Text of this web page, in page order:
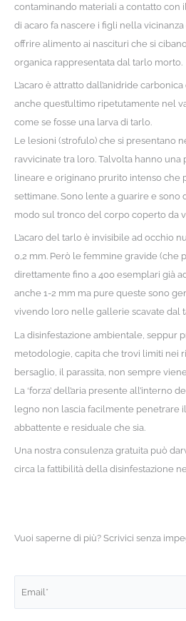
contaminando materiali a contatto con
di acaro fa nascere i figli nella
offrire alimento ai nascituri che si
organica rappresentata dal tarlo morto.
L’acaro è attratto dall’anidride
anche quest’ultimo ripetutamente nel
come se fosse una larva di tarlo.
Le lesioni (strofulo) che si presentano
ravvicinate tra loro. Talvolta hanno una
lineare e originano prurito intenso che
settimane. Sono lente a guarire e sono
modo sul tronco del corpo coperto da
L’acaro del tarlo è invisibile ad occhio
0,2 mm. Però le femmine gravide (che
direttamente fino a 400 esemplari già
anche 1-2 mm ma pure queste sono
vivendo loro nelle gallerie scavate dal
La disinfestazione ambientale, seppur
metodologie, capita che trovi limiti nei
bersaglio, il parassita, non sempre
La ‘forza’ dell’aria presente all’interno
legno non lascia facilmente penetrare
abbattente e residuale che sia.
Una nostra consulenza gratuita può
circa la fattibilità della disinfestazione
Vuoi saperne di più? Scrivici senza